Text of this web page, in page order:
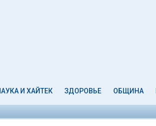
И ХАЙТЕК ЗДОРОВЬЕ ОБЩИНА